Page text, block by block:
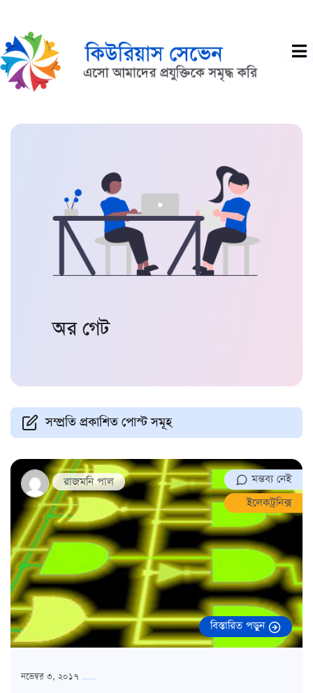
অর গেট
সম্প্রতি প্রকাশিত পোস্ট সমূহ
রাজমনি পাল
মন্তব্য নেই
ইলেকট্রনিক্স
বিস্তারিত পড়ুন
নভেম্বর ৩, ২০১৭